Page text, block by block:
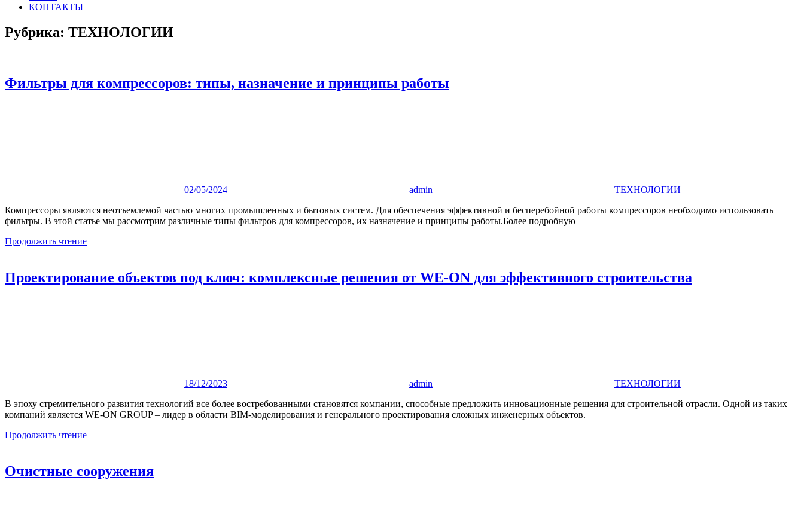
КОНТАКТЫ
Рубрика: ТЕХНОЛОГИИ
Фильтры для компрессоров: типы, назначение и принципы работы
02/05/2024 admin
ТЕХНОЛОГИИ
Компрессоры являются неотъемлемой частью многих промышленных и бытовых систем. Для обеспечения эффективной и бесперебойной работы компрессоров необходимо использовать
фильтры. В этой статье мы рассмотрим различные типы фильтров для компрессоров, их назначение и принципы работы.Более подробную
Продолжить чтение
Проектирование объектов под ключ: комплексные решения от WE-ON для эффективного строительства
18/12/2023 admin
ТЕХНОЛОГИИ
В эпоху стремительного развития технологий все более востребованными становятся компании, способные предложить инновационные решения для строительной отрасли. Одной из таких
компаний является WE-ON GROUP – лидер в области BIM-моделирования и генерального проектирования сложных инженерных объектов.
Продолжить чтение
Очистные сооружения